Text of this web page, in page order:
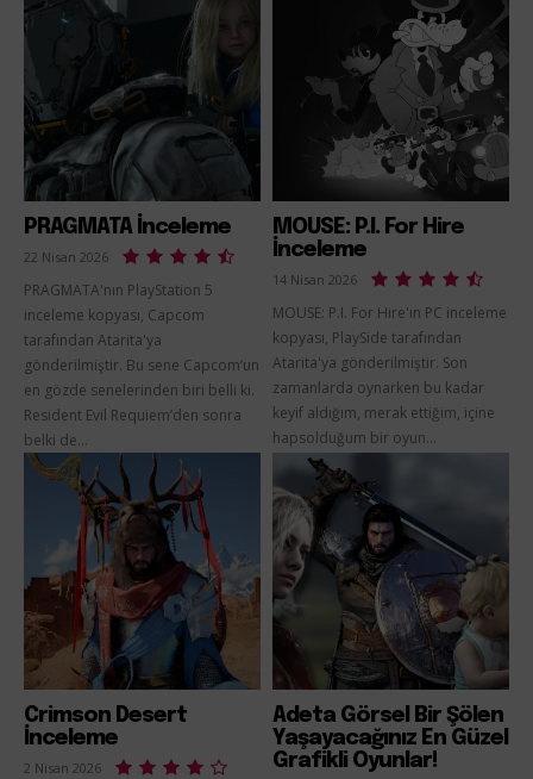
PRAGMATA İnceleme
22 Nisan 2026
PRAGMATA'nın PlayStation 5
inceleme kopyası, Capcom
tarafından Atarita'ya
gönderilmiştir. Bu sene Capcom’un
en gözde senelerinden biri belli ki.
Resident Evil Requiem’den sonra
belki de...
MOUSE: P.I. For Hire
İnceleme
14 Nisan 2026
MOUSE: P.I. For Hire'ın PC inceleme
kopyası, PlaySide tarafından
Atarita'ya gönderilmiştir. Son
zamanlarda oynarken bu kadar
keyif aldığım, merak ettiğim, içine
hapsolduğum bir oyun...
Crimson Desert
İnceleme
2 Nisan 2026
Adeta Görsel Bir Şölen
Yaşayacağınız En Güzel
Grafikli Oyunlar!